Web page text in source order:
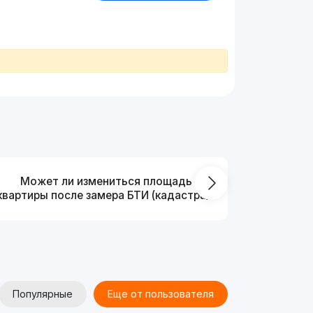
Может ли измениться площадь
после замера БТИ (кадастра)?
Популярные Еще от пользователя